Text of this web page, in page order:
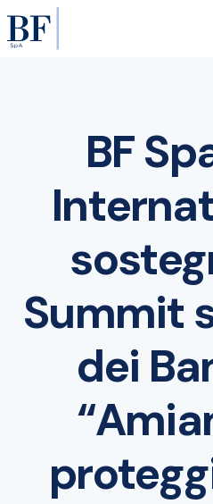
BF
Summit
dei